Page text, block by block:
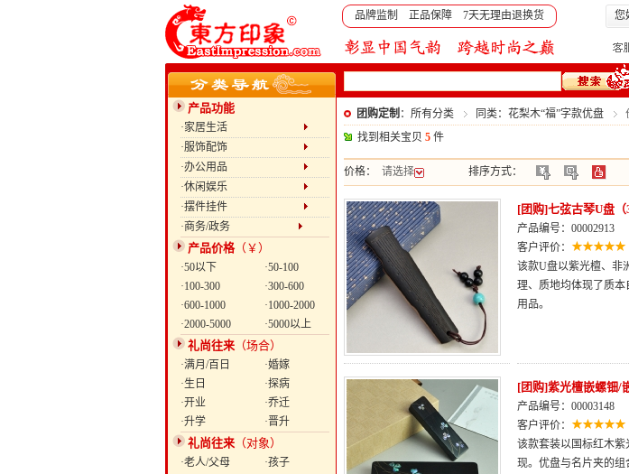
品牌监制 正品保障 7天无理由退换货 您
产品功能
·家居生活
·服饰配饰
·办公用品
·休闲娱乐
·摆件挂件
·商务/政务
产品价格（￥）
·50以下
·50-100
·100-300
·300-600
·600-1000
·1000-2000
·2000-5000
·5000以上
礼尚往来 （场合）
·满月/百日
·婚嫁
·生日
·探病
·开业
·乔迁
·升学
·晋升
礼尚往来 （对象）
·老人/父母
·孩子
团购定制 ：所有分类 同类：花梨木“福”字款优盘
找到相关宝贝 5 件
价格： 请选择 排序方式：
[团购]七弦古琴U盘（
产品编号：00002913
客户评价：
该款U盘以紫光檀、非
理、质地均体现了质
用品。
[团购]紫光檀嵌螺钿/
产品编号：00003148
客户评价：
该款套装以国标红木紫
现。优盘与名片夹的组